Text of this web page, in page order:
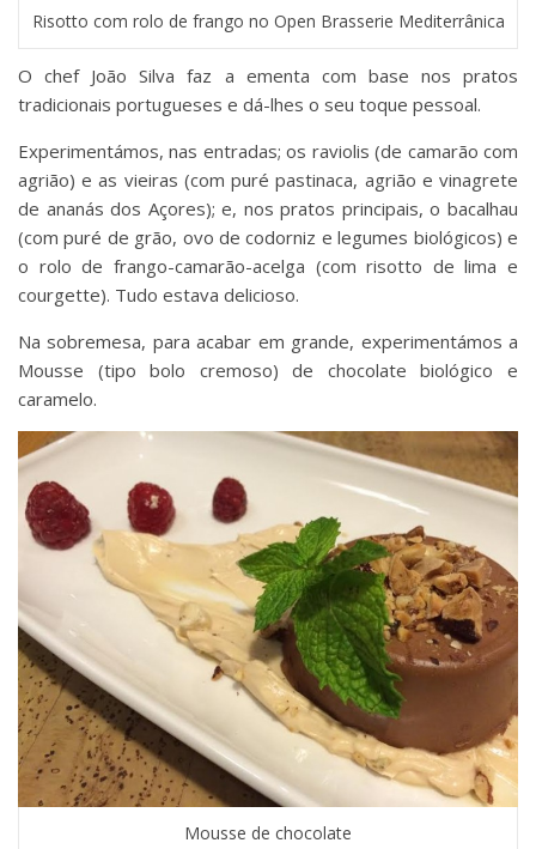
Risotto com rolo de frango no Open Brasserie Mediterrânica
O chef João Silva faz a ementa com base nos pratos
tradicionais portugueses e dá-lhes o seu toque pessoal.
Experimentámos, nas entradas; os raviolis (de camarão com
agrião) e as vieiras (com puré pastinaca, agrião e vinagrete
de ananás dos Açores); e, nos pratos principais, o bacalhau
(com puré de grão, ovo de codorniz e legumes biológicos) e
o rolo de frango-camarão-acelga (com risotto de lima e
courgette). Tudo estava delicioso.
Na sobremesa, para acabar em grande, experimentámos a
Mousse (tipo bolo cremoso) de chocolate biológico e
caramelo.
Mousse de chocolate